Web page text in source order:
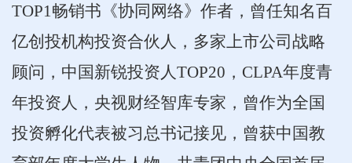
TOP1畅销书《协同网络》作者，曾任知名百
亿创投机构投资合伙人，多家上市公司战略
顾问，中国新锐投资人TOP20，CLPA年度青
年投资人，央视财经智库专家，曾作为全国
投资孵化代表被习总书记接见，曾获中国教